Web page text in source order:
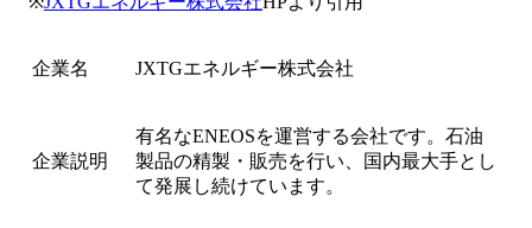
企業名 JXTGエネルギー株式会社
企業説明
有名なENEOSを運営する会社です。石油
製品の精製・販売を行い、国内最大手とし
て発展し続けています。